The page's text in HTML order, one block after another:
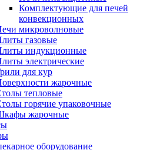
Комплектующие для печей
конвекционных
микроволновые
газовые
индукционные
электрические
для кур
жарочные
тепловые
горячие упаковочные
жарочные
оборудование